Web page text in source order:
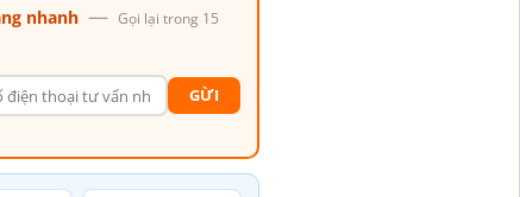
nhanh — Gọi lại trong 15
GỪI